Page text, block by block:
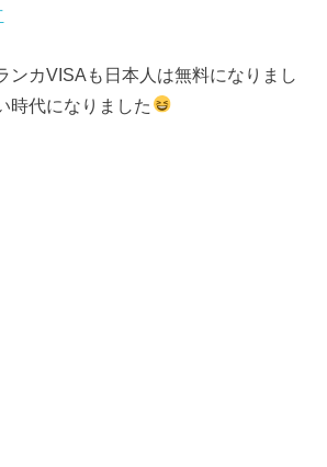
ンカVISAも日本人は無料になりまし
時代になりました